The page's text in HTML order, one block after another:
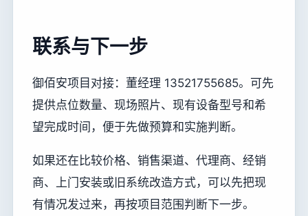
联系与下一步
御佰安项目对接：董经理 13521755685。可先
提供点位数量、现场照片、现有设备型号和希
望完成时间，便于先做预算和实施判断。
如果还在比较价格、销售渠道、代理商、经销
商、上门安装或旧系统改造方式，可以先把现
有情况发过来，再按项目范围判断下一步。